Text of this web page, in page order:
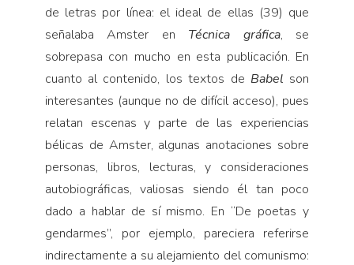
de letras por línea: el ideal de ellas (39) que
señalaba Amster en Técnica gráfica, se
sobrepasa con mucho en esta publicación. En
cuanto al contenido, los textos de Babel son
interesantes (aunque no de difícil acceso), pues
relatan escenas y parte de las experiencias
bélicas de Amster, algunas anotaciones sobre
personas, libros, lecturas, y consideraciones
autobiográficas, valiosas siendo él tan poco
dado a hablar de sí mismo. En “De poetas y
gendarmes”, por ejemplo, pareciera referirse
indirectamente a su alejamiento del comunismo: